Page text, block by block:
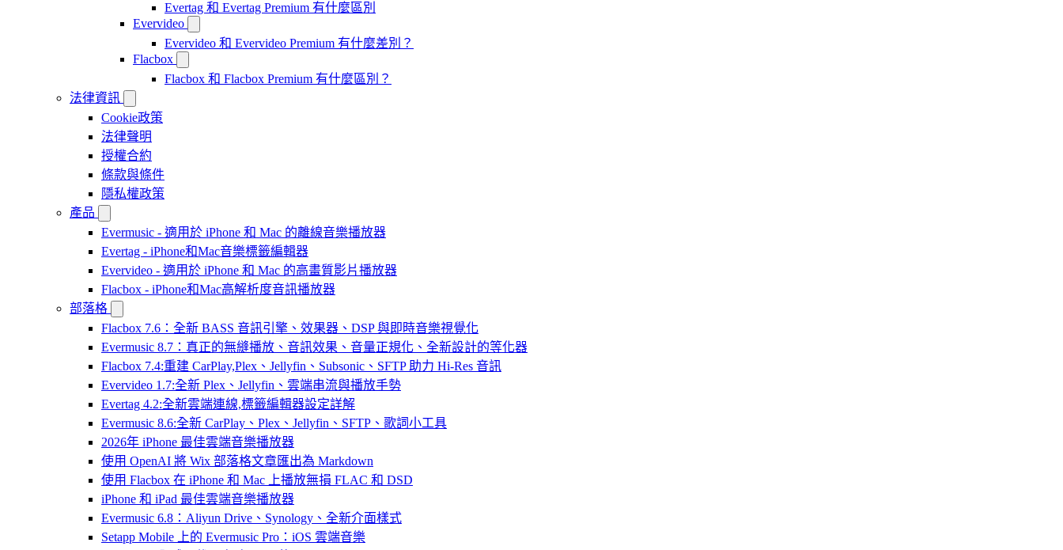
Evertag 和 Evertag Premium 有什麼區別
Evervideo
Evervideo 和 Evervideo Premium 有什麼差別？
Flacbox
Flacbox 和 Flacbox Premium 有什麼區別？
法律資訊
Cookie政策
法律聲明
授權合約
條款與條件
隱私權政策
產品
Evermusic - 適用於 iPhone 和 Mac 的離線音樂播放器
Evertag - iPhone和Mac音樂標籤編輯器
Evervideo - 適用於 iPhone 和 Mac 的高畫質影片播放器
Flacbox - iPhone和Mac高解析度音訊播放器
部落格
Flacbox 7.6：全新 BASS 音訊引擎、效果器、DSP 與即時音樂視覺化
Evermusic 8.7：真正的無縫播放、音訊效果、音量正規化、全新設計的等化器
Flacbox 7.4:重建 CarPlay,Plex、Jellyfin、Subsonic、SFTP 助力 Hi-Res 音訊
Evervideo 1.7:全新 Plex、Jellyfin、雲端串流與播放手勢
Evertag 4.2:全新雲端連線,標籤編輯器設定詳解
Evermusic 8.6:全新 CarPlay、Plex、Jellyfin、SFTP、歌詞小工具
2026年 iPhone 最佳雲端音樂播放器
使用 OpenAI 將 Wix 部落格文章匯出為 Markdown
使用 Flacbox 在 iPhone 和 Mac 上播放無損 FLAC 和 DSD
iPhone 和 iPad 最佳雲端音樂播放器
Evermusic 6.8：Aliyun Drive、Synology、全新介面樣式
Setapp Mobile 上的 Evermusic Pro：iOS 雲端音樂